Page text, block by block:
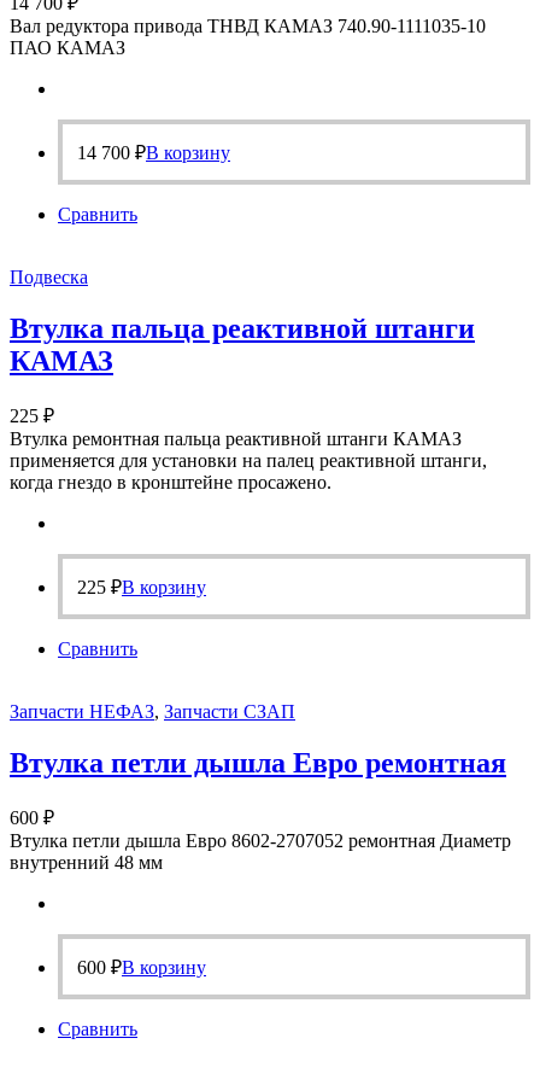
Вал редуктора привода ТНВД КАМАЗ 740.90-1111035-10
ПАО КАМАЗ
14 700 ₽В корзину
Сравнить
Подвеска
Втулка пальца реактивной штанги
КАМАЗ
225 ₽
Втулка ремонтная пальца реактивной штанги КАМАЗ
применяется для установки на палец реактивной штанги,
когда гнездо в кронштейне просажено.
225 ₽В корзину
Сравнить
Запчасти НЕФАЗ, Запчасти СЗАП
Втулка петли дышла Евро ремонтная
600 ₽
Втулка петли дышла Евро 8602-2707052 ремонтная Диаметр
внутренний 48 мм
600 ₽В корзину
Сравнить